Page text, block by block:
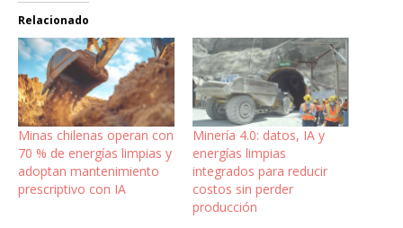
Relacionado
Minas chilenas operan con
70 % de energías limpias y
adoptan mantenimiento
prescriptivo con IA
Minería 4.0: datos, IA y
energías limpias
integrados para reducir
costos sin perder
producción